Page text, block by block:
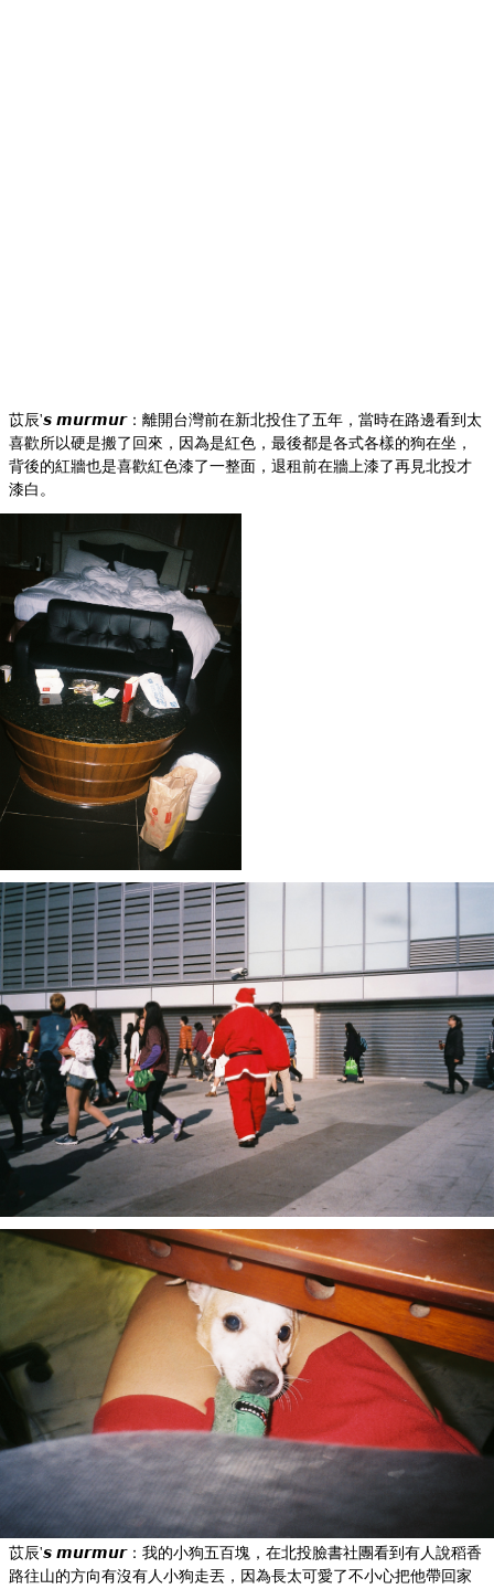
苡辰'𝙨 𝙢𝙪𝙧𝙢𝙪𝙧：離開台灣前在新北投住了五年，當時在路邊看到太
喜歡所以硬是搬了回來，因為是紅色，最後都是各式各樣的狗在坐，
背後的紅牆也是喜歡紅色漆了一整面，退租前在牆上漆了再見北投才
漆白。
苡辰'𝙨 𝙢𝙪𝙧𝙢𝙪𝙧：我的小狗五百塊，在北投臉書社團看到有人說稻香
路往山的方向有沒有人小狗走丟，因為長太可愛了不小心把他帶回家